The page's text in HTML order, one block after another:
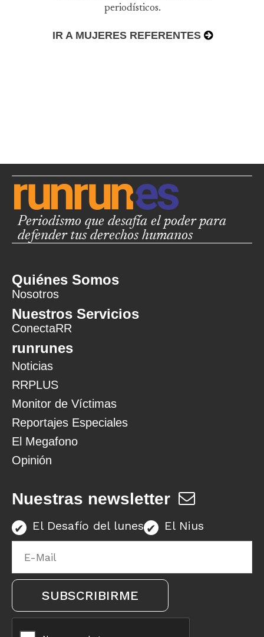
periodísticos.
IR A MUJERES REFERENTES
Periodismo que desafía el poder para
defender tus derechos humanos
Quiénes Somos
Nosotros
Nuestros Servicios
ConectaRR
runrunes
Noticias
RRPLUS
Monitor de Víctimas
Reportajes Especiales
El Megafono
Opinión
Nuestras newsletter
El Desafío del lunes El Nius